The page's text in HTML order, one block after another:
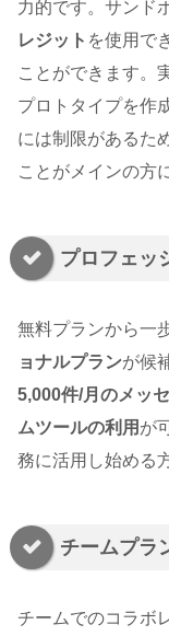
力的です。サンド
レジット を使用で
ことができます。
プロトタイプを作
には制限があるた
ことがメインの方
プロフェッ
無料プランから一
ョナルプランが候
5,000件/月のメッ
ムツールの利用 が
務に活用し始める
チームプラ
チームでのコラボ